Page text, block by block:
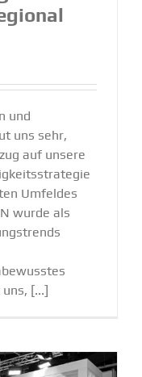
und
uns sehr,
auf unsere
Umfeldes
wurde als
[...]